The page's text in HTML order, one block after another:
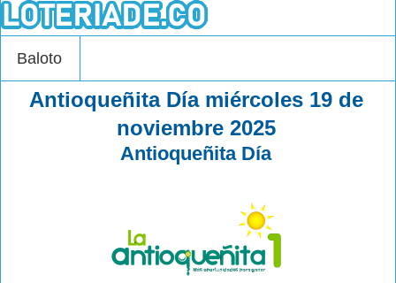
Baloto
Antioqueñita Día miércoles 19 de
noviembre 2025
Antioqueñita Día